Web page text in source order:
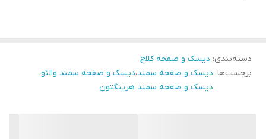
دسته‌بندی: دیسک و صفحه کلاچ
برچسب‌ها :دیسک و صفحه سمند،دیسک و صفحه سمند والئو،
دیسک و صفحه سمند هرینگتون